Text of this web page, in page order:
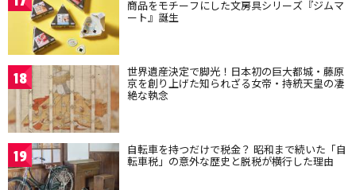
商品をモチーフにした文房具シリーズ『ジムマ
ート』誕生
18 世界遺産決定で脚光！日本初の巨大都城・藤原
京を創り上げた知られざる女帝・持統天皇の凄
絶な執念
19 自転車を持つだけで税金？ 昭和まで続いた「自
転車税」の意外な歴史と脱税が横行した理由